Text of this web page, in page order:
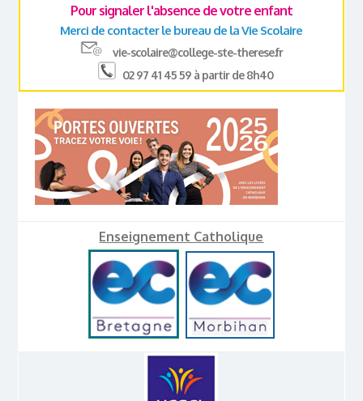
Pour signaler l'absence de votre enfant
Merci de contacter le bureau de la Vie Scolaire
vie-scolaire@college-ste-therese.fr
02 97 41 45 59 à partir de 8h40
Enseignement Catholique